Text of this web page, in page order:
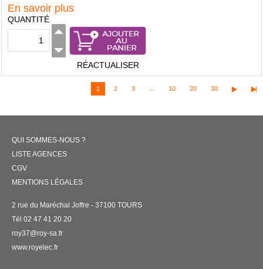
En savoir plus
QUANTITÉ
RÉACTUALISER
1 2 3 10 20 30
QUI SOMMES-NOUS ?
LISTE AGENCES
CGV
MENTIONS LÉGALES
2 rue du Maréchal Joffre - 37100 TOURS
Tél 02 47 41 20 20
roy37@roy-sa.fr
www.royelec.fr